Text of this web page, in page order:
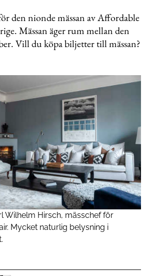
den nionde mässan av Affordable
Mässan äger rum mellan den
Vill du köpa biljetter till mässan?
Wilhelm Hirsch, mässchef för
Mycket naturlig belysning i